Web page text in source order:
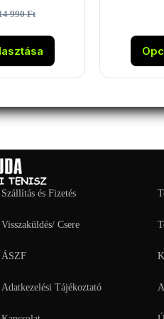
990Ft
Szállítás és Fizetés
Visszaküldés/ Csere
ÁSZF
Adatkezelési Tájékoztató